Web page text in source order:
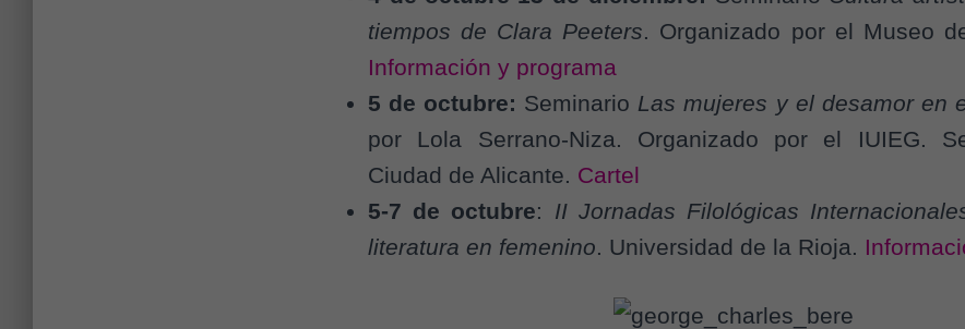
tiempos de Clara Peeters. Organizado por el Museo
Información y programa
5 de octubre: Seminario Las mujeres y el desamor en
por Lola Serrano-Niza. Organizado por el IUIEG.
Ciudad de Alicante. Cartel
5-7 de octubre: II Jornadas Filológicas
literatura en femenino. Universidad de la Rioja.